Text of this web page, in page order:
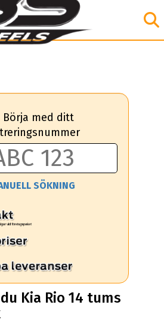
Börja med ditt
SÖKNING
Kia Rio 14 tums